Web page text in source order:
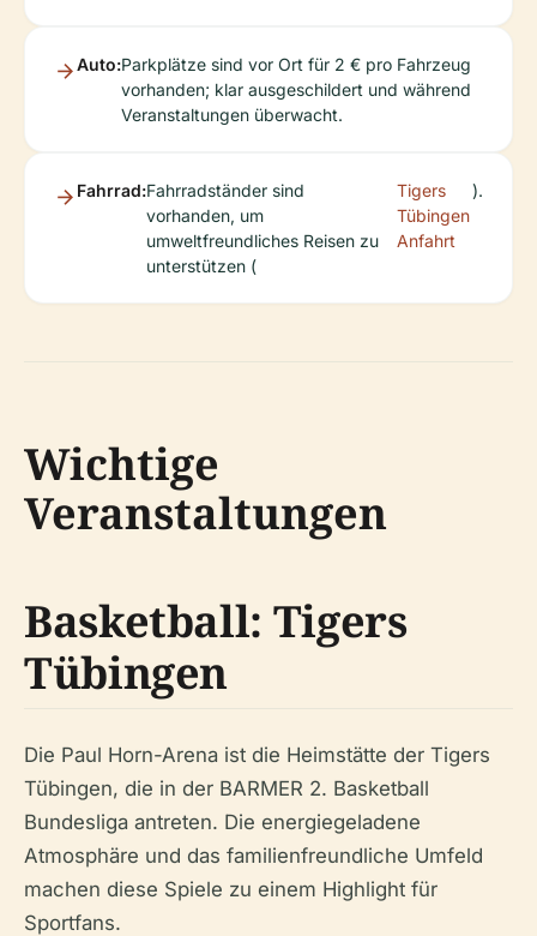
Auto:Parkplätze sind vor Ort für 2 € pro Fahrzeug
vorhanden; klar ausgeschildert und während
Veranstaltungen überwacht.
Fahrrad:Fahrradständer sind
vorhanden, um
umweltfreundliches Reisen zu
unterstützen (
Tigers
Tübingen
Anfahrt
).
Wichtige
Veranstaltungen
Basketball: Tigers
Tübingen
Die Paul Horn-Arena ist die Heimstätte der Tigers
Tübingen, die in der BARMER 2. Basketball
Bundesliga antreten. Die energiegeladene
Atmosphäre und das familienfreundliche Umfeld
machen diese Spiele zu einem Highlight für
Sportfans.